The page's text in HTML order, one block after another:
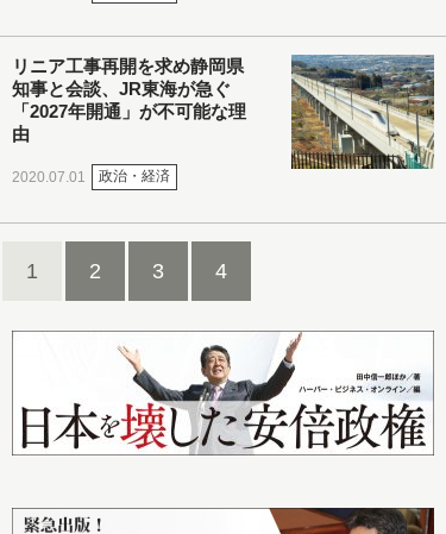
リニア工事再開を求め静岡県
知事と会談、JR東海が急ぐ
「2027年開通」が不可能な理
由
2020.07.01 政治・経済
1 2 3 4